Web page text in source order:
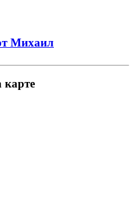
Михаил
карте